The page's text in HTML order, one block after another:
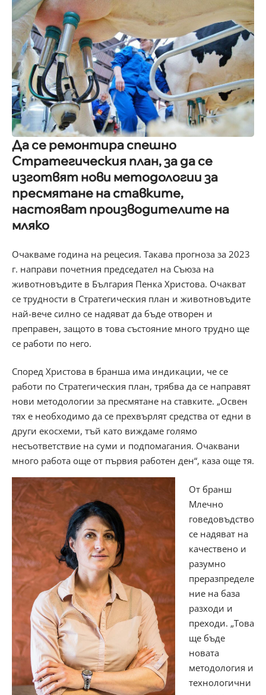
Да се ремонтира спешно
Стратегическия план, за да се
изготвят нови методологии за
пресмятане на ставките,
настояват производителите на
мляко
Очакваме година на рецесия. Такава прогноза за 2023
г. направи почетния председател на Съюза на
животновъдите в България Пенка Христова. Очакват
се трудности в Стратегическия план и животновъдите
най-вече силно се надяват да бъде отворен и
преправен, защото в това състояние много трудно ще
се работи по него.
Според Христова в бранша има индикации, че се
работи по Стратегическия план, трябва да се направят
нови методологии за пресмятане на ставките. „Освен
тях е необходимо да се прехвърлят средства от едни в
други екосхеми, тъй като виждаме голямо
несъответствие на суми и подпомагания. Очаквани
много работа още от първия работен ден“, каза още тя.
От бранш
Млечно
говедовъдство
се надяват на
качествено и
разумно
преразпределе
ние на база
разходи и
преходи. „Това
ще бъде
новата
методология и
технологични